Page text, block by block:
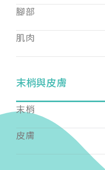
腳部
肌肉
末梢與皮膚
末梢
皮膚
——
【會費】
個人會員:
入會費新臺幣1200元，
入會費新臺幣3000元，
戶名: 社團法人台灣自
帳號: 003-03-
銀行: (013) 國泰世華